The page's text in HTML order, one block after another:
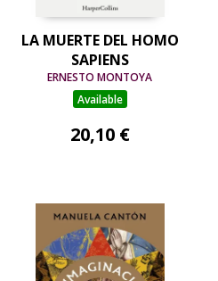
LA MUERTE DEL HOMO
SAPIENS
ERNESTO MONTOYA
Available
20,10 €